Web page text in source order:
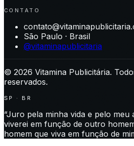
CONTATO
São Paulo · Brasil
@vitaminapublicitaria
© 2026 Vitamina Publicitária.
reservados.
SP · BR
“Juro pela minha vida e pelo
viverei em função de outro
homem que viva em função de